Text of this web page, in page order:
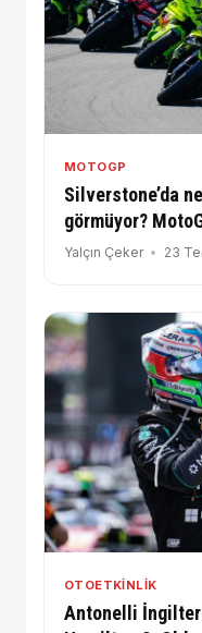
MOTOGP
Silverstone’da
görmüyor?
değerlendirme
Yalçın Çeker 23
OTOETKINLIK
Antonelli